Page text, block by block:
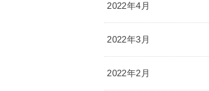
2022年4月
2022年3月
2022年2月